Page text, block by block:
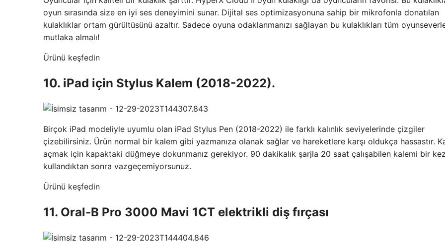
oyun sırasında size en iyi ses deneyimini sunar. Dijital ses optimizasyonuna sahip bir mikrofonla donatılan
kulaklıklar ortam gürültüsünü azaltır. Sadece oyuna odaklanmanızı sağlayan bu kulaklıkları tüm
mutlaka almalı!
Ürünü keşfedin
10. iPad için Stylus Kalem (2018-2022).
Birçok iPad modeliyle uyumlu olan iPad Stylus Pen (2018-2022) ile farklı kalınlık seviyelerinde çizgiler
çizebilirsiniz. Ürün normal bir kalem gibi yazmanıza olanak sağlar ve hareketlere karşı oldukça hassastır.
açmak için kapaktaki düğmeye dokunmanız gerekiyor. 90 dakikalık şarjla 20 saat çalışabilen kalemi bir kez
kullandıktan sonra vazgeçemiyorsunuz.
Ürünü keşfedin
11. Oral-B Pro 3000 Mavi 1CT elektrikli diş fırçası